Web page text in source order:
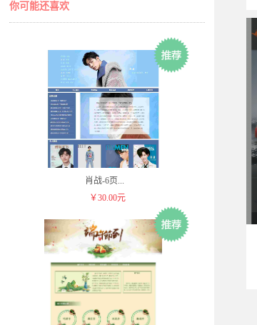
你可能还喜欢
肖战-6页...
￥30.00元